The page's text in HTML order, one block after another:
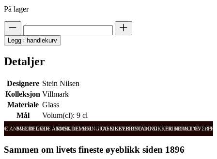
På lager
Legg i handlekurv
Detaljer
Designere Stein Nilsen
Kolleksjon Villmark
Materiale Glass
Mål
Volum(cl): 9 cl
ANMELDELSER RASK LEVERING OG SIKKER BETALING FRI FRAKT OVER
SVÆRT GODE ANMELDELSER RASK LEVERING OG SIKKER BETALING
Sammen om livets fineste øyeblikk siden 1896